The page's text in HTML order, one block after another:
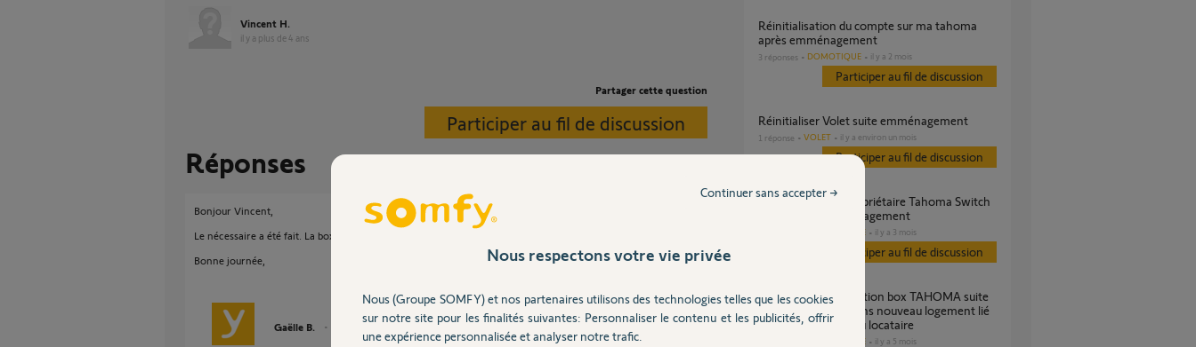
Vincent H.
il y a plus de 4 ans
Partager cette question
Participer au fil de discussion
Réponses
Bonjour Vincent,
Le nécessaire a été fait. La box est sur votre compte.
Bonne journée,
Gaëlle B.
Réinitialisation du compte sur ma tahoma
après emménagement
3 réponses DOMOTIQUE il y a 2 mois
Participer au fil de discussion
Réinitialiser Volet suite emménagement
1 réponse VOLET il y a environ un mois
Participer au fil de discussion
Changement de propriétaire Tahoma Switch
suite à mon emménagement
DOMOTIQUE il y a 3 mois
Participer au fil de discussion
Demande Réinitialiation box TAHOMA suite
emménagement dans nouveau logement lié
à l'ancien compte du locataire
DOMOTIQUE il y a 5 mois
Nous respectons votre vie privée
Nous (Groupe SOMFY) et nos partenaires utilisons des technologies telles que les cookies
sur notre site pour les finalités suivantes: Personnaliser le contenu et les publicités, offrir
une expérience personnalisée et analyser notre trafic.
Continuer sans accepter →